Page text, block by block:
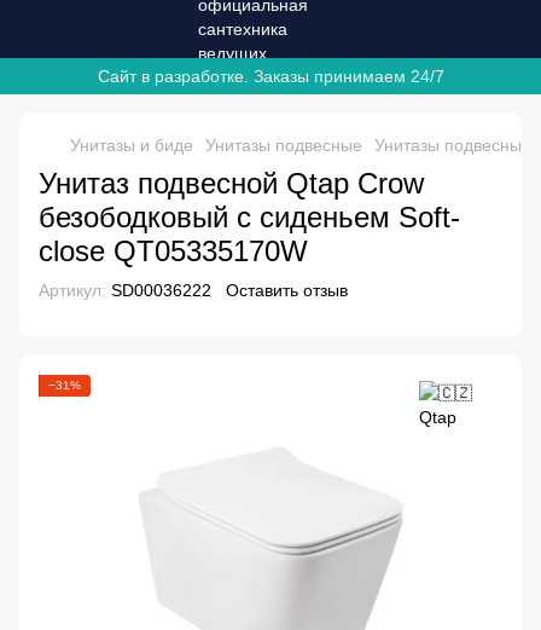
Сайт в разработке. Заказы принимаем 24/7
Унитазы и биде Унитазы подвесные Унитазы
Унитаз подвесной Qtap Crow
безободковый с сиденьем Soft-
close QT05335170W
Артикул: SD00036222 Оставить отзыв
−31%